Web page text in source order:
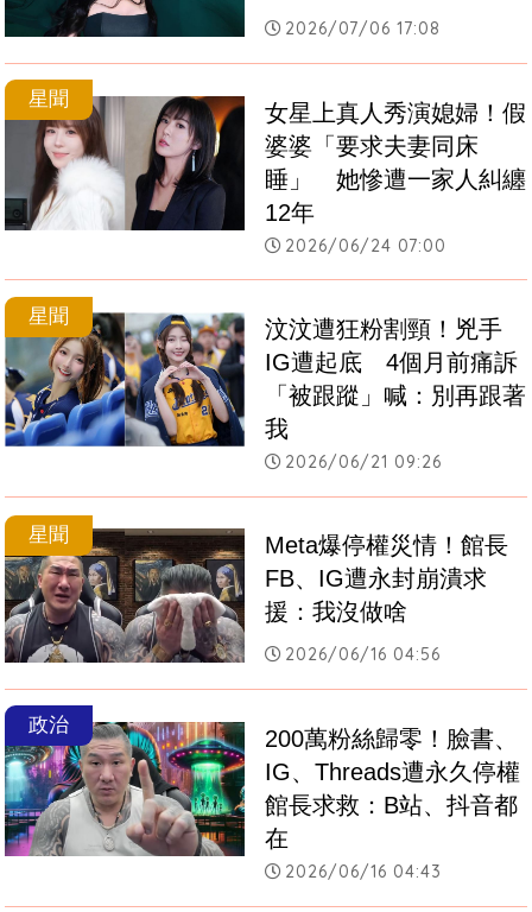
2026/07/06 17:08
星聞
女星上真人秀演媳婦！假
婆婆「要求夫妻同床
睡」　她慘遭一家人糾纏
12年
2026/06/24 07:00
星聞
汶汶遭狂粉割頸！兇手
IG遭起底　4個月前痛訴
「被跟蹤」喊：別再跟著
我
2026/06/21 09:26
星聞
Meta爆停權災情！館長
FB、IG遭永封崩潰求
援：我沒做啥
2026/06/16 04:56
政治
200萬粉絲歸零！臉書、
IG、Threads遭永久停權
館長求救：B站、抖音都
在
2026/06/16 04:43